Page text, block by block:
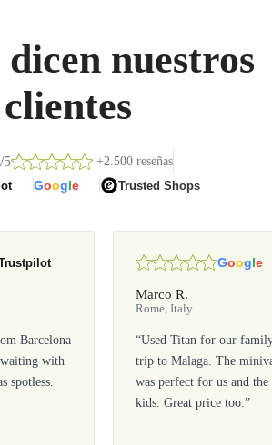
nuestros
clientes
/5 +2.500 reseñas
Google Trusted Shops
Barcelona
with
spotless.
Google
Marco R.
Rome, Italy
“Used Titan for our
trip to Malaga. The
was perfect for us and the
kids. Great price too.”